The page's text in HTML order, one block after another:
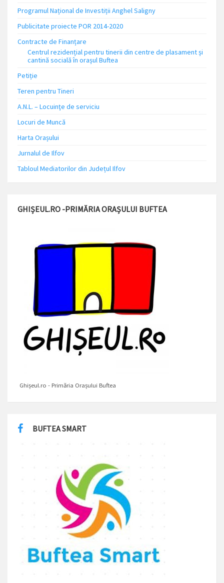
Programul Național de Investiții Anghel Saligny
Publicitate proiecte POR 2014-2020
Contracte de Finanțare
Centrul rezidențial pentru tinerii din centre de plasament și
cantină socială în orașul Buftea
Petiție
Teren pentru Tineri
A.N.L. – Locuinţe de serviciu
Locuri de Muncă
Harta Orașului
Jurnalul de Ilfov
Tabloul Mediatorilor din Județul Ilfov
GHIȘEUL.RO -PRIMĂRIA ORAȘULUI BUFTEA
Ghișeul.ro - Primăria Orașului Buftea
BUFTEA SMART